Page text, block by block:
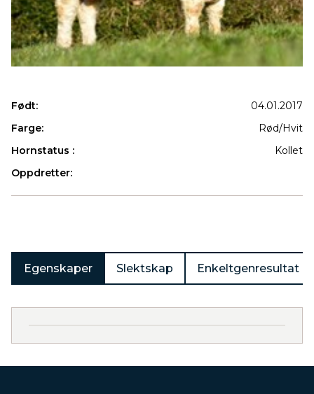
Født:
04.01.2017
Farge:
Rød/Hvit
Hornstatus :
Kollet
Oppdretter:
Egenskaper Slektskap Enkeltgenresultat